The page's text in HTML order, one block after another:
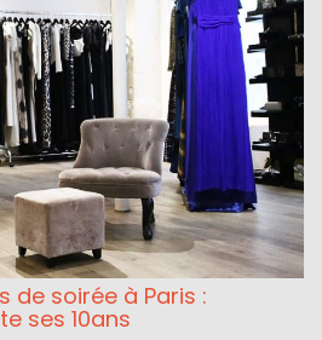
de soirée à Paris :
ses 10ans